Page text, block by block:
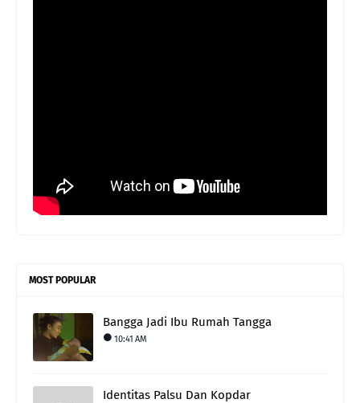
MOST POPULAR
Bangga Jadi Ibu Rumah Tangga
10:41 AM
Identitas Palsu Dan Kopdar